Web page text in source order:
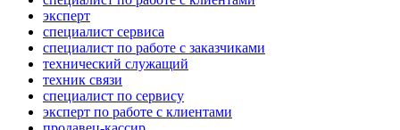
эксперт
специалист сервиса
специалист по работе с заказчиками
технический служащий
техник связи
специалист по сервису
эксперт по работе с клиентами